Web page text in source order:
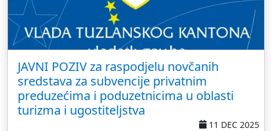
JAVNI POZIV za raspodjelu novčanih
sredstava za subvencije privatnim
preduzećima i poduzetnicima u oblasti
turizma i ugostiteljstva
11 DEC 2025